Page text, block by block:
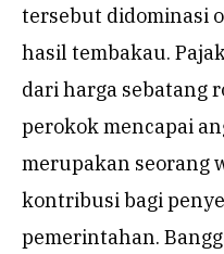
tersebut didominasi
hasil tembakau.
dari harga sebatang
perokok mencapai
merupakan seorang
kontribusi bagi
pemerintahan.